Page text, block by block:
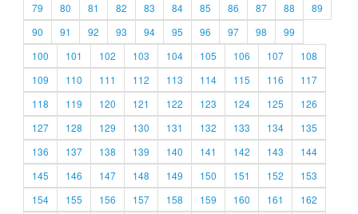
79
80 81 82 83 84 85 86 87 88
89
90
91 92 93 94 95 96 97 98
99
100
101 102 103 104 105 106 107
108
109
110 111 112 113 114 115 116
117
118
119 120 121 122 123 124 125
126
127
128 129 130 131 132 133 134
135
136
137 138 139 140 141 142 143
144
145
146 147 148 149 150 151 152
153
154
155 156 157 158 159 160 161
162